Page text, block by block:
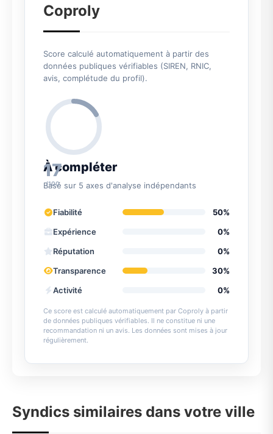
Coproly
Score calculé automatiquement à partir des
données publiques vérifiables (SIREN, RNIC,
avis, complétude du profil).
17
/100
À compléter
Basé sur 5 axes d'analyse indépendants
Fiabilité
50%
Expérience
0%
Réputation
0%
Transparence
30%
Activité
0%
Ce score est calculé automatiquement par Coproly à partir
de données publiques vérifiables. Il ne constitue ni une
recommandation ni un avis. Les données sont mises à jour
régulièrement.
Syndics similaires dans votre ville